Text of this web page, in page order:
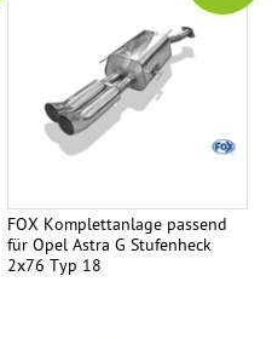
FOX Komplettanlage passend
für Opel Astra G Stufenheck
2x76 Typ 18